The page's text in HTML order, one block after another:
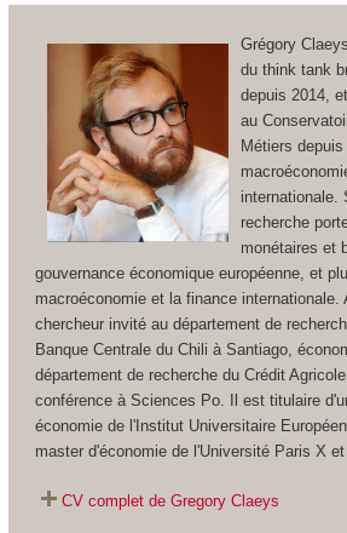
Grégory
du think tank
depuis 2014,
au
Métiers
internationale.
recherche
monétaires et
gouvernance économique européenne, et
macroéconomie et la finance internationale.
chercheur invité au département de
Banque Centrale du Chili à Santiago,
département de recherche du Crédit
conférence à Sciences Po. Il est titulaire
économie de l'Institut Universitaire
master d'économie de l'Université Paris X et
CV complet de Gregory Claeys